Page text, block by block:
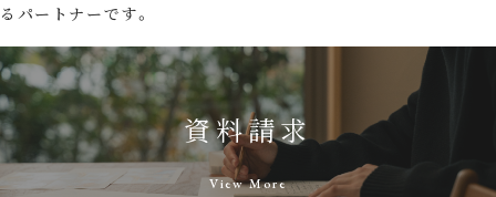
るパートナーです。
資料請求
View More